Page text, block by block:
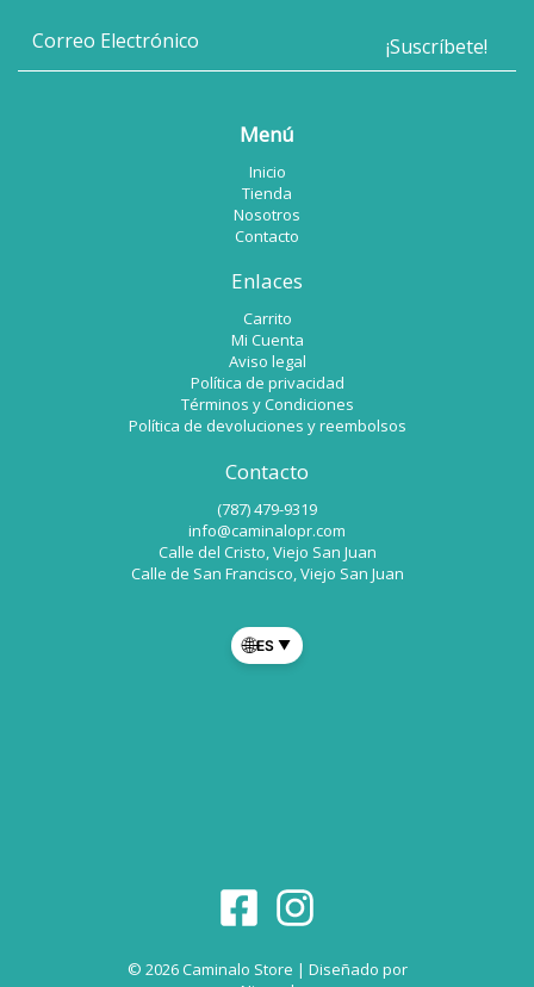
Menú
Inicio
Tienda
Nosotros
Contacto
Enlaces
Carrito
Mi Cuenta
Aviso legal
Política de privacidad
Términos y Condiciones
Política de devoluciones y reembolsos
Contacto
(787) 479-9319
info@caminalopr.com
Calle del Cristo, Viejo San Juan
Calle de San Francisco, Viejo San Juan
🌐ES ▼
© 2026 Caminalo Store | Diseñado por